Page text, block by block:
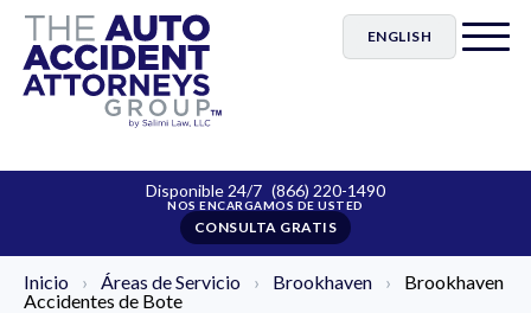
ENGLISH
Disponible 24/7 (866) 220-1490
CONSULTA GRATIS
Inicio › Áreas de Servicio › Brookhaven ›
Brookhaven
Accidentes de Bote